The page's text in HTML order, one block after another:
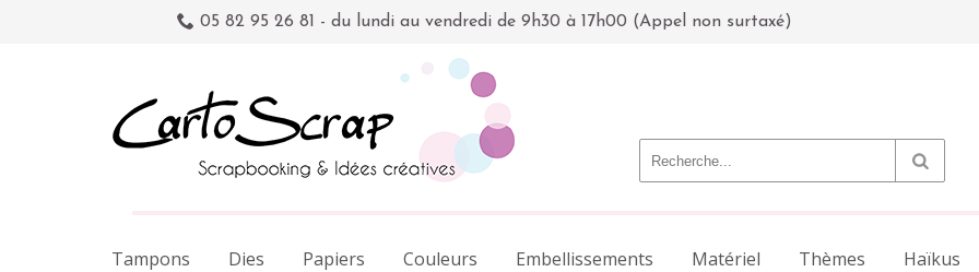
05 82 95 26 81 - du lundi au vendredi de 9h30 à 17h00 (Appel non surtaxé)
Tampons Dies Papiers Couleurs Embellissements Matériel Thèmes Haïkus